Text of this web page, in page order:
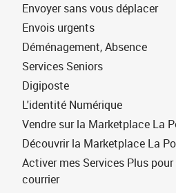
Envoyer sans vous déplacer
Envois urgents
Déménagement, Absence
Services Seniors
Digiposte
L'identité Numérique
Vendre sur la Marketplace La
Découvrir la Marketplace La
Activer mes Services Plus
courrier